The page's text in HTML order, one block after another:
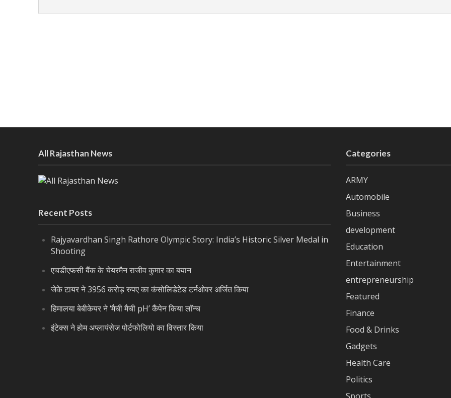
All Rajasthan News
Recent Posts
Rajyavardhan Singh Rathore Olympic Story: India’s Historic Silver Medal in
Shooting
एचडीएफसी बैंक के चेयरमैन राजीव कुमार का बयान
जेके टायर ने 3956 करोड़ रुपए का कंसोलिडेटेड टर्नओवर अर्जित किया
हिमालया बेबीकेयर ने ‘मैची मैची pH’ कैंपेन किया लॉन्च
इंटेक्स ने होम अप्लायंसेज पोर्टफोलियो का विस्तार किया
Categories
ARMY
Automobile
Business
development
Education
Entertainment
entrepreneurship
Featured
Finance
Food & Drinks
Gadgets
Health Care
Politics